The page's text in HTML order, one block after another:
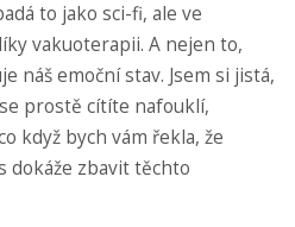
to jako sci-fi, ale ve
vakuoterapii. A nejen to,
náš emoční stav. Jsem si jistá,
prostě cítíte nafouklí,
když bych vám řekla, že
dokáže zbavit těchto